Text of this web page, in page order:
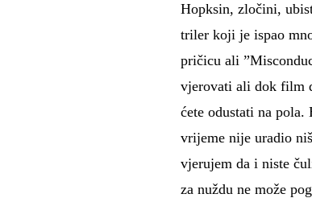
Hopksin, zločini,
triler koji je ispao
pričicu ali
vjerovati ali dok film
ćete odustati na
vrijeme nije uradio
vjerujem da i niste
za nuždu ne može